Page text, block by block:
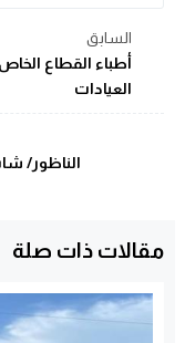
السابق
أطباء القطاع
العيادات
الناظور/
مقالات ذات صلة